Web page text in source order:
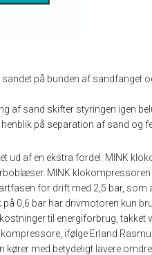
på bunden af sandfanget
af sand skifter styringen igen
på separation af sand og
ud af en ekstra fordel. MINK
MINK
for drift med 2,5 bar, som
0,6 bar har drivmotoren kun
til energiforbrug,
ifølge Erland
kører med betydeligt lavere